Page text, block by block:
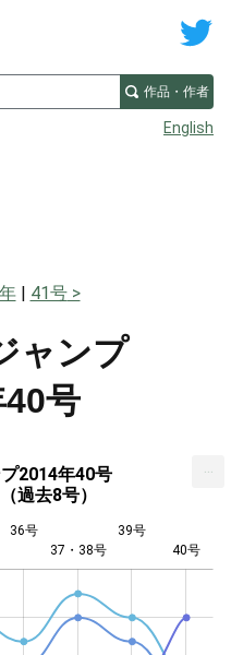
作品・作者
English
41号
ャンプ
号
2014年40号
過去8号）
36号
37・38号
39号
40号